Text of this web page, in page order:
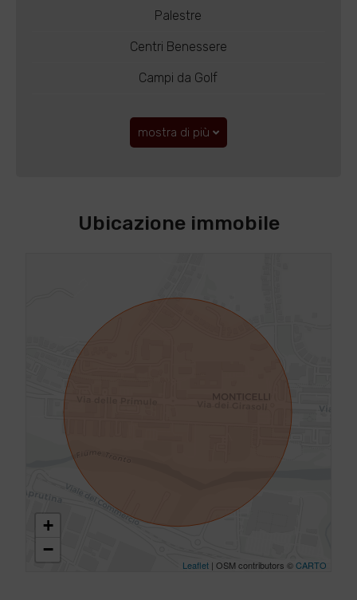
Palestre
Centri Benessere
Campi da Golf
mostra di più
Ubicazione immobile
+
−
Leaflet| OSM contributors ©CARTO